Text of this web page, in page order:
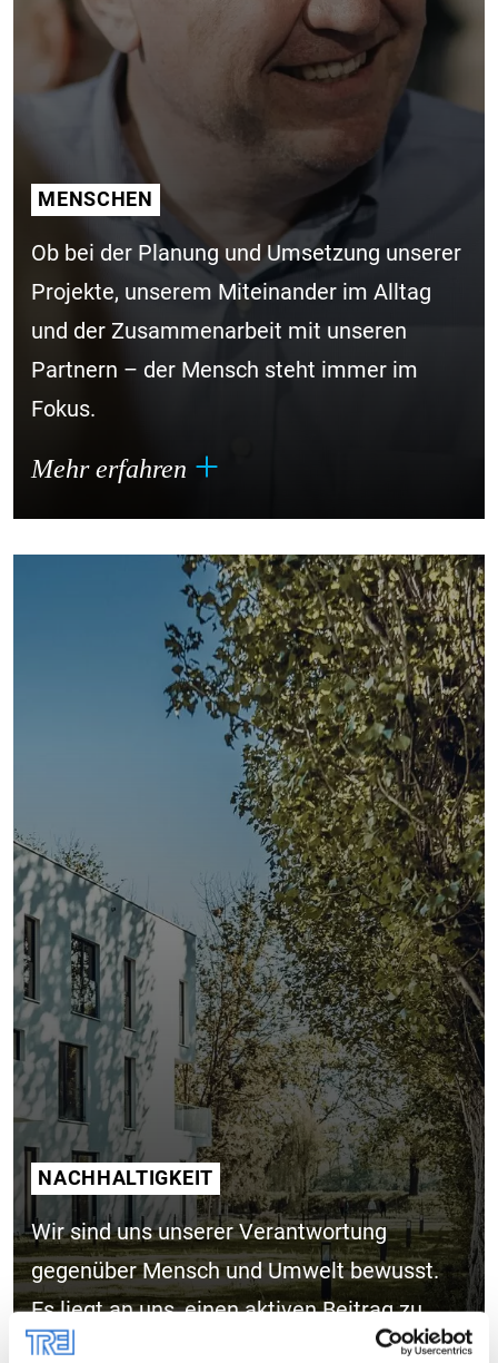
MENSCHEN
Ob bei der Planung und Umsetzung unserer
Projekte, unserem Miteinander im Alltag
und der Zusammenarbeit mit unseren
Partnern – der Mensch steht immer im
Fokus.
Mehr erfahren
NACHHALTIGKEIT
Wir sind uns unserer Verantwortung
gegenüber Mensch und Umwelt bewusst.
Es liegt an uns, einen aktiven Beitrag zu
einer nachhaltigen, lebenswerten Zukunft